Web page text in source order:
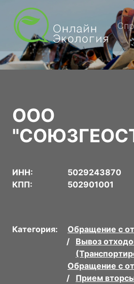
ООО
ИНН:
5029243870
КПП:
502901001
Категория:
Обращение с
Вывоз
Обращение с
Прием